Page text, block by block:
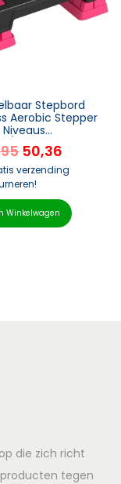
Stepbord
Aerobic Stepper
22,5 Cm), Anti-
Zwart+Ro...
50,36
verzending
Winkelwagen
die zich richt
tegen